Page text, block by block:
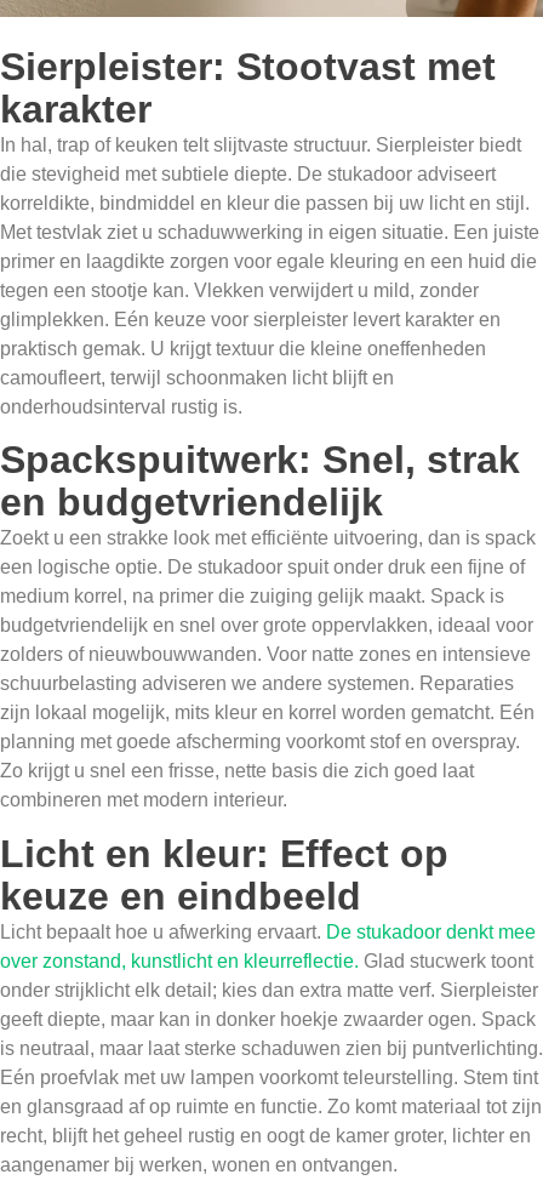
Sierpleister: Stootvast met
karakter
In hal, trap of keuken telt slijtvaste structuur. Sierpleister biedt
die stevigheid met subtiele diepte. De stukadoor adviseert
korreldikte, bindmiddel en kleur die passen bij uw licht en stijl.
Met testvlak ziet u schaduwwerking in eigen situatie. Een juiste
primer en laagdikte zorgen voor egale kleuring en een huid die
tegen een stootje kan. Vlekken verwijdert u mild, zonder
glimplekken. Eén keuze voor sierpleister levert karakter en
praktisch gemak. U krijgt textuur die kleine oneffenheden
camoufleert, terwijl schoonmaken licht blijft en
onderhoudsinterval rustig is.
Spackspuitwerk: Snel, strak
en budgetvriendelijk
Zoekt u een strakke look met efficiënte uitvoering, dan is spack
een logische optie. De stukadoor spuit onder druk een fijne of
medium korrel, na primer die zuiging gelijk maakt. Spack is
budgetvriendelijk en snel over grote oppervlakken, ideaal voor
zolders of nieuwbouwwanden. Voor natte zones en intensieve
schuurbelasting adviseren we andere systemen. Reparaties
zijn lokaal mogelijk, mits kleur en korrel worden gematcht. Eén
planning met goede afscherming voorkomt stof en overspray.
Zo krijgt u snel een frisse, nette basis die zich goed laat
combineren met modern interieur.
Licht en kleur: Effect op
keuze en eindbeeld
Licht bepaalt hoe u afwerking ervaart. De stukadoor denkt mee
over zonstand, kunstlicht en kleurreflectie. Glad stucwerk toont
onder strijklicht elk detail; kies dan extra matte verf. Sierpleister
geeft diepte, maar kan in donker hoekje zwaarder ogen. Spack
is neutraal, maar laat sterke schaduwen zien bij puntverlichting.
Eén proefvlak met uw lampen voorkomt teleurstelling. Stem tint
en glansgraad af op ruimte en functie. Zo komt materiaal tot zijn
recht, blijft het geheel rustig en oogt de kamer groter, lichter en
aangenamer bij werken, wonen en ontvangen.